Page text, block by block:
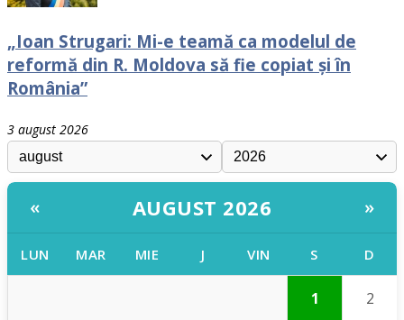
„Ioan Strugari: Mi-e teamă ca modelul de
reformă din R. Moldova să fie copiat și în
România”
3 august 2026
« AUGUST 2026 »
LUN MAR MIE J VIN S D
1 2